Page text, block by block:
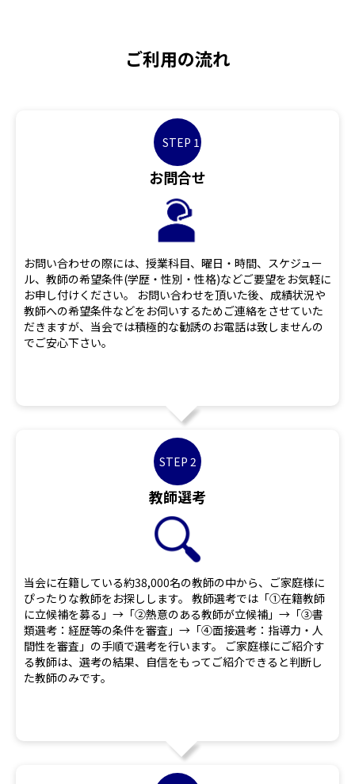
ご利用の流れ
STEP 1
お問合せ
お問い合わせの際には、授業科目、曜日・時間、スケジュー
ル、教師の希望条件(学歴・性別・性格)などご要望をお気軽に
お申し付けください。 お問い合わせを頂いた後、成績状況や
教師への希望条件などをお伺いするためご連絡をさせていた
だきますが、当会では積極的な勧誘のお電話は致しませんの
でご安心下さい。
STEP 2
教師選考
当会に在籍している約38,000名の教師の中から、ご家庭様に
ぴったりな教師をお探しします。 教師選考では「①在籍教師
に立候補を募る」→「②熱意のある教師が立候補」→「③書
類選考：経歴等の条件を審査」→「④面接選考：指導力・人
間性を審査」の手順で選考を行います。 ご家庭様にご紹介す
る教師は、選考の結果、自信をもってご紹介できると判断し
た教師のみです。